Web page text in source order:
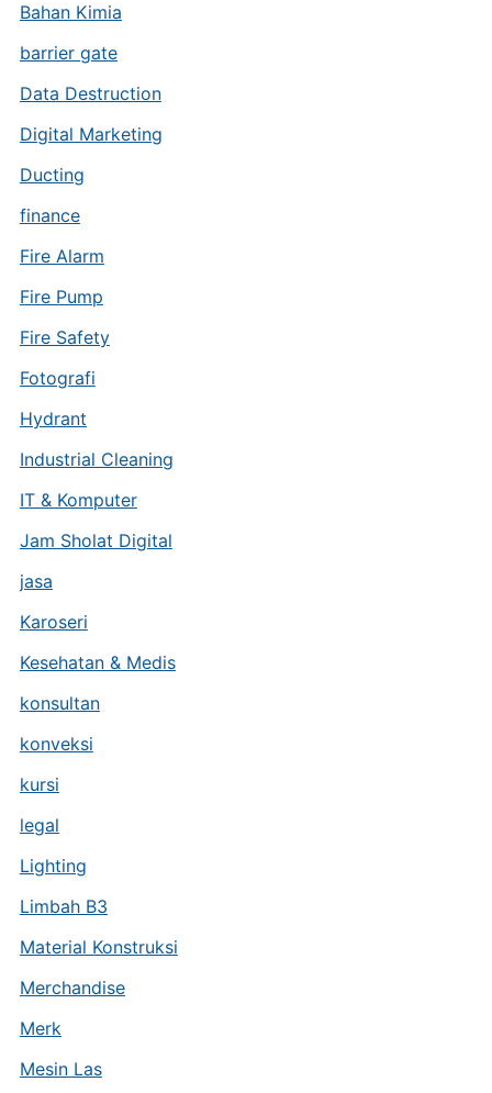
Bahan Kimia
barrier gate
Data Destruction
Digital Marketing
Ducting
finance
Fire Alarm
Fire Pump
Fire Safety
Fotografi
Hydrant
Industrial Cleaning
IT & Komputer
Jam Sholat Digital
jasa
Karoseri
Kesehatan & Medis
konsultan
konveksi
kursi
legal
Lighting
Limbah B3
Material Konstruksi
Merchandise
Merk
Mesin Las